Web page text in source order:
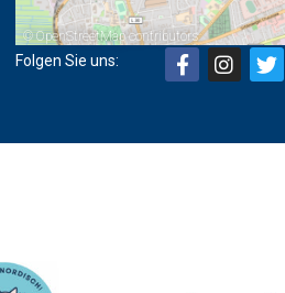
©OpenStreetMap contributors
Folgen Sie uns: